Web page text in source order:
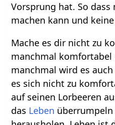
Vorsprung hat. So
machen kann und
Mache es dir nicht zu
manchmal komfortabel
manchmal wird es auch
es sich nicht zu
auf seinen Lorbeeren
das Leben